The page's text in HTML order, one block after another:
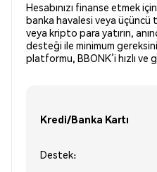
Hesabınızı finanse etmek
banka havalesi veya üçüncü
veya kripto para yatırın,
desteği ile minimum
platformu, BBONK’i hızlı ve
Kredi/Banka Kartı
Destek: